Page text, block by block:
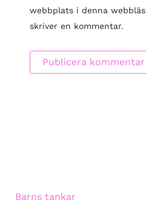
webbplats i denna
skriver en kommentar.
Barns tankar